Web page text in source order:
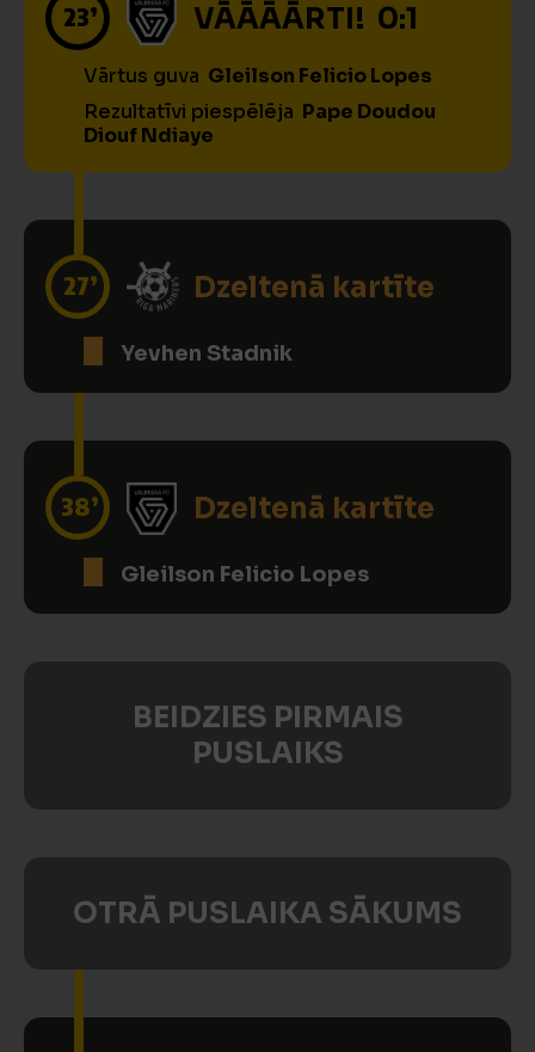
23’ VĀĀĀĀRTI! 0:1
Vārtus guva Gleilson Felicio Lopes
Rezultatīvi piespēlēja Pape Doudou
Diouf Ndiaye
27’ Dzeltenā kartīte
Yevhen Stadnik
38’ Dzeltenā kartīte
Gleilson Felicio Lopes
BEIDZIES PIRMAIS
PUSLAIKS
OTRĀ PUSLAIKA SĀKUMS